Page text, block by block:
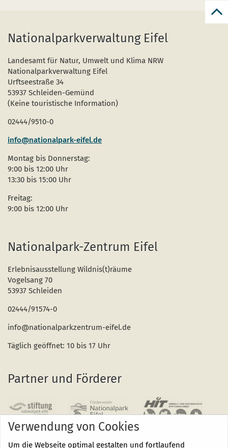
Nationalparkverwaltung Eifel
Landesamt für Natur, Umwelt und Klima NRW
Nationalparkverwaltung Eifel
Urftseestraße 34
53937 Schleiden-Gemünd
(Keine touristische Information)
02444/9510-0
info@nationalpark-eifel.de
Montag bis Donnerstag:
9:00 bis 12:00 Uhr
13:30 bis 15:00 Uhr
Freitag:
9:00 bis 12:00 Uhr
Nationalpark-Zentrum Eifel
Erlebnisausstellung Wildnis(t)räume
Vogelsang 70
53937 Schleiden
02444/91574-0
info@nationalparkzentrum-eifel.de
Täglich geöffnet: 10 bis 17 Uhr
Partner und Förderer
Verwendung von Cookies
Um die Webseite optimal gestalten und fortlaufend